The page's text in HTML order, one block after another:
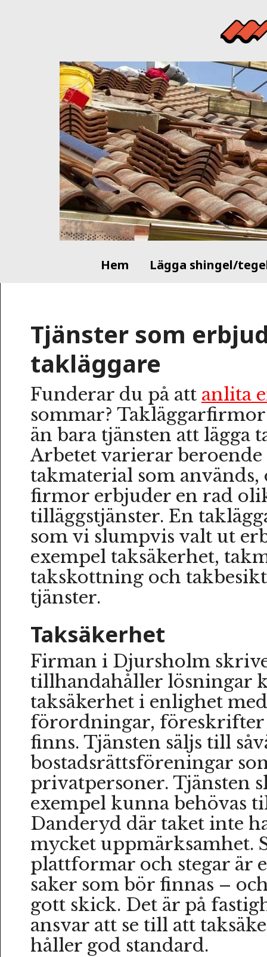
Hem Lägga shingel/
Tjänster som
takläggare
Funderar du på att anlita
sommar?
än bara tjänsten att lägga
Arbetet varierar
takmaterial som används,
firmor erbjuder en rad
tilläggstjänster. En
som vi slumpvis valt ut
exempel taksäkerhet,
takskottning och
tjänster.
Taksäkerhet
Firman i Djursholm
tillhandahåller lösningar
taksäkerhet i enlighet
förordningar, föreskrifter
finns. Tjänsten säljs till
bostadsrättsföreningar
privatpersoner. Tjänsten
exempel kunna behövas
Danderyd där taket inte
mycket uppmärksamhet.
plattformar och stegar är
saker som bör finnas –
gott skick. Det är på
ansvar att se till att
håller god standard.